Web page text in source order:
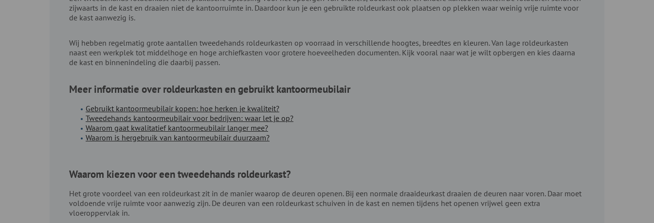
zijwaarts in de kast en draaien niet de kantoorruimte in. Daardoor kun je een gebruikte roldeurkast ook plaatsen op plekken waar weinig vrije ruimte voor
de kast aanwezig is.
Wij hebben regelmatig grote aantallen tweedehands roldeurkasten op voorraad in verschillende hoogtes, breedtes en kleuren. Van lage roldeurkasten
naast een werkplek tot middelhoge en hoge archiefkasten voor grotere hoeveelheden documenten. Kijk vooral naar wat je wilt opbergen en kies daarna
de kast en binnenindeling die daarbij passen.
Meer informatie over roldeurkasten en gebruikt kantoormeubilair
Gebruikt kantoormeubilair kopen: hoe herken je kwaliteit?
Tweedehands kantoormeubilair voor bedrijven: waar let je op?
Waarom gaat kwalitatief kantoormeubilair langer mee?
Waarom is hergebruik van kantoormeubilair duurzaam?
Waarom kiezen voor een tweedehands roldeurkast?
Het grote voordeel van een roldeurkast zit in de manier waarop de deuren openen. Bij een normale draaideurkast draaien de deuren naar voren. Daar moet
voldoende vrije ruimte voor aanwezig zijn. De deuren van een roldeurkast schuiven in de kast en nemen tijdens het openen vrijwel geen extra
vloeroppervlak in.